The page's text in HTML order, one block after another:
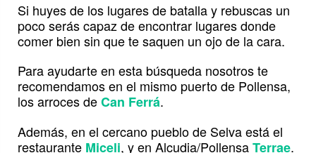
Si huyes de los lugares de batalla y rebuscas un
poco serás capaz de encontrar lugares donde
comer bien sin que te saquen un ojo de la cara.
Para ayudarte en esta búsqueda nosotros te
recomendamos en el mismo puerto de Pollensa,
los arroces deCan Ferrá.
Además, en el cercano pueblo de Selva está el
restaurante Miceli, y en Alcudia/PollensaTerrae.